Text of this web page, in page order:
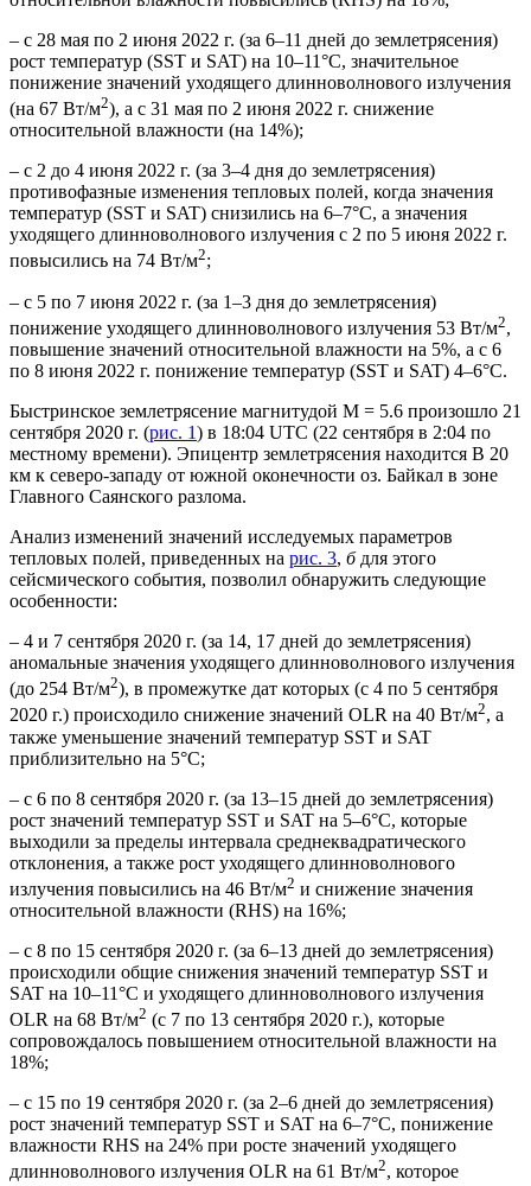
– с 28 мая по 2 июня 2022 г. (за 6–11 дней до землетрясения)
рост температур (SST и SAT) на 10–11°C, значительное
понижение значений уходящего длинноволнового излучения
(на 67 Вт/м2), а с 31 мая по 2 июня 2022 г. снижение
относительной влажности (на 14%);
– с 2 до 4 июня 2022 г. (за 3–4 дня до землетрясения)
противофазные изменения тепловых полей, когда значения
температур (SST и SAT) снизились на 6–7°C, а значения
уходящего длинноволнового излучения с 2 по 5 июня 2022 г.
повысились на 74 Вт/м2;
– с 5 по 7 июня 2022 г. (за 1–3 дня до землетрясения)
понижение уходящего длинноволнового излучения 53 Вт/м2,
повышение значений относительной влажности на 5%, а с 6
по 8 июня 2022 г. понижение температур (SST и SAT) 4–6°C.
Быстринское землетрясение магнитудой М = 5.6 произошло 21
сентября 2020 г. (рис. 1) в 18:04 UTC (22 сентября в 2:04 по
местному времени). Эпицентр землетрясения находится В 20
км к северо-западу от южной оконечности оз. Байкал в зоне
Главного Саянского разлома.
Анализ изменений значений исследуемых параметров
тепловых полей, приведенных на рис. 3, бдля этого
сейсмического события, позволил обнаружить следующие
особенности:
– 4 и 7 сентября 2020 г. (за 14, 17 дней до землетрясения)
аномальные значения уходящего длинноволнового излучения
(до 254 Вт/м2), в промежутке дат которых (с 4 по 5 сентября
2020 г.) происходило снижение значений OLR на 40 Вт/м2, а
также уменьшение значений температур SST и SAT
приблизительно на 5°C;
– с 6 по 8 сентября 2020 г. (за 13–15 дней до землетрясения)
рост значений температур SST и SAT на 5–6°C, которые
выходили за пределы интервала среднеквадратического
отклонения, а также рост уходящего длинноволнового
излучения повысились на 46 Вт/м2 и снижение значения
относительной влажности (RHS) на 16%;
– с 8 по 15 сентября 2020 г. (за 6–13 дней до землетрясения)
происходили общие снижения значений температур SST и
SAT на 10–11°C и уходящего длинноволнового излучения
OLR на 68 Вт/м2 (с 7 по 13 сентября 2020 г.), которые
сопровождалось повышением относительной влажности на
18%;
– с 15 по 19 сентября 2020 г. (за 2–6 дней до землетрясения)
рост значений температур SST и SAT на 6–7°C, понижение
влажности RHS на 24% при росте значений уходящего
длинноволнового излучения OLR на 61 Вт/м2, которое